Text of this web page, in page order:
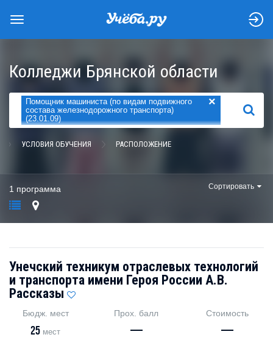
Колледжи Брянской области
Помощник машиниста (по видам подвижного
состава железнодорожного транспорта)
(23.01.09)
×
НАЙТИ
УСЛОВИЯ ОБУЧЕНИЯ РАСПОЛОЖЕНИЕ
1 программа Сортировать
Унечский техникум отраслевых технологий
и транспорта имени Героя России А.В.
Рассказы
Бюдж. мест
25 мест
Прох. балл
—
Стоимость
—